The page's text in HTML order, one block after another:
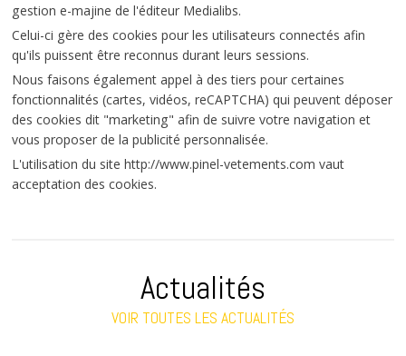
gestion e-majine de l'éditeur Medialibs.
Celui-ci gère des cookies pour les utilisateurs connectés afin
qu'ils puissent être reconnus durant leurs sessions.
Nous faisons également appel à des tiers pour certaines
fonctionnalités (cartes, vidéos, reCAPTCHA) qui peuvent déposer
des cookies dit "marketing" afin de suivre votre navigation et
vous proposer de la publicité personnalisée.
L'utilisation du site http://www.pinel-vetements.com vaut
acceptation des cookies.
Actualités
VOIR TOUTES LES ACTUALITÉS